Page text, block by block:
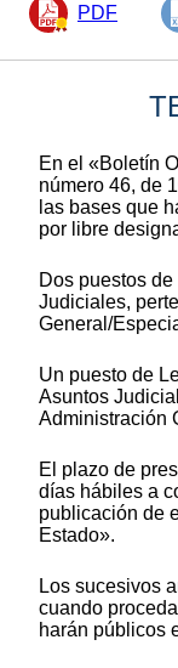
PDF
En el «Boletín
número 46, de
las bases que
por libre
Dos puestos
Judiciales,
General/
Un puesto de
Asuntos
Administración
El plazo de
días hábiles a
publicación de
Estado».
Los sucesivos
cuando
harán públicos